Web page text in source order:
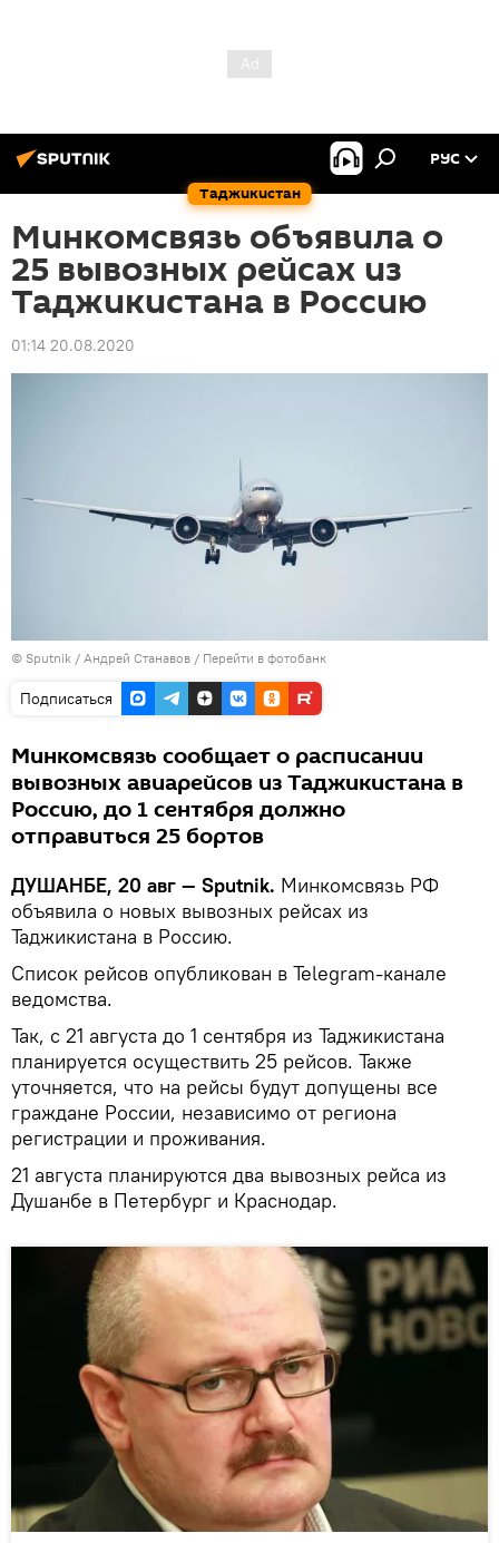
Таджикистан
РУС
Минкомсвязь объявила о
25 вывозных рейсах из
Таджикистана в Россию
01:14 20.08.2020
© Sputnik / Андрей Станавов / Перейти в фотобанк
Подписаться
Минкомсвязь сообщает о расписании
вывозных авиарейсов из Таджикистана в
Россию, до 1 сентября должно
отправиться 25 бортов
ДУШАНБЕ, 20 авг — Sputnik. Минкомсвязь РФ
объявила о новых вывозных рейсах из
Таджикистана в Россию.
Список рейсов опубликован в Telegram-канале
ведомства.
Так, с 21 августа до 1 сентября из Таджикистана
планируется осуществить 25 рейсов. Также
уточняется, что на рейсы будут допущены все
граждане России, независимо от региона
регистрации и проживания.
21 августа планируются два вывозных рейса из
Душанбе в Петербург и Краснодар.